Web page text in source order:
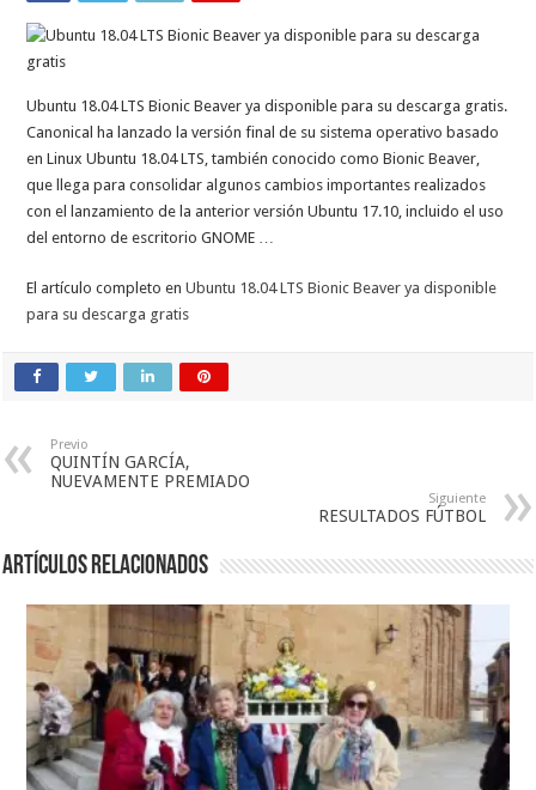
Ubuntu 18.04 LTS Bionic Beaver ya disponible para su descarga gratis.
Canonical ha lanzado la versión final de su sistema operativo basado
en Linux Ubuntu 18.04 LTS, también conocido como Bionic Beaver,
que llega para consolidar algunos cambios importantes realizados
con el lanzamiento de la anterior versión Ubuntu 17.10, incluido el uso
del entorno de escritorio GNOME …
El artículo completo enUbuntu 18.04 LTS Bionic Beaver ya disponible
para su descarga gratis
Previo
QUINTÍN GARCÍA,
NUEVAMENTE PREMIADO
Siguiente
RESULTADOS FÚTBOL
Artículos relacionados